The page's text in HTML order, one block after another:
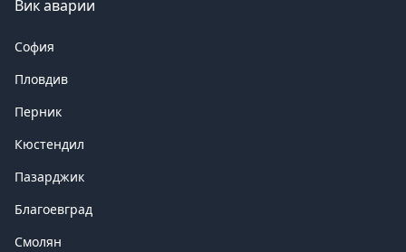
Вик аварии
София
Пловдив
Перник
Кюстендил
Пазарджик
Благоевград
Смолян